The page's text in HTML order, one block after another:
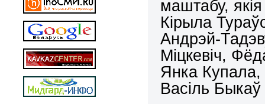
маштабу,
Кірыла
Андрэй-
Міцкевіч,
Янка Купала,
Васіль